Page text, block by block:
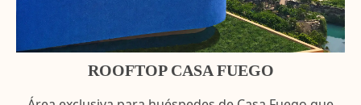
ROOFTOP CASA FUEGO